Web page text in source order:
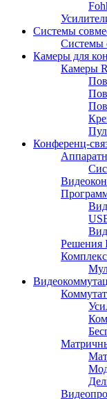
Системы
Системы
Камеры для
Камеры
Конференц-
Решения